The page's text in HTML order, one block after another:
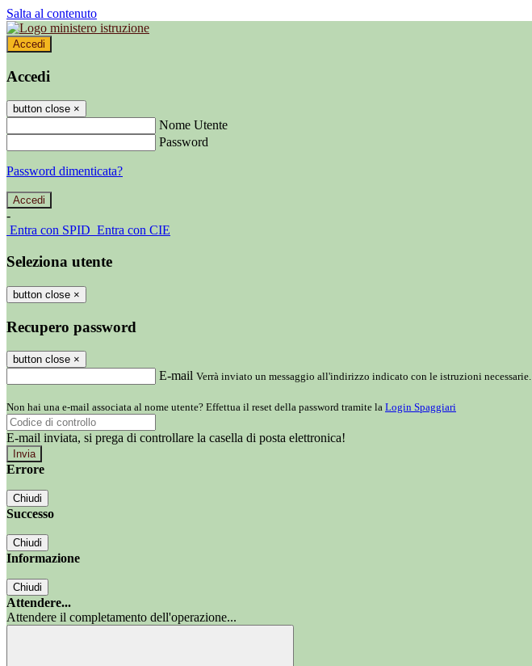
Salta al contenuto
Accedi
Accedi
button close ×
Nome Utente
Password
Password dimenticata?
-
Entra con SPID Entra con CIE
Seleziona utente
button close ×
Recupero password
button close ×
E-mail Verrà inviato un messaggio all'indirizzo indicato con le istruzioni necessarie.
Non hai una e-mail associata al nome utente? Effettua il reset della password tramite la Login Spaggiari
E-mail inviata, si prega di controllare la casella di posta elettronica!
Errore
Chiudi
Successo
Chiudi
Informazione
Chiudi
Attendere...
Attendere il completamento dell'operazione...